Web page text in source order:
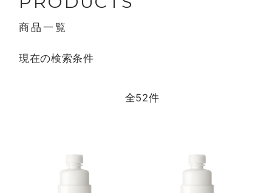
商品一覧
現在の検索条件
全52件